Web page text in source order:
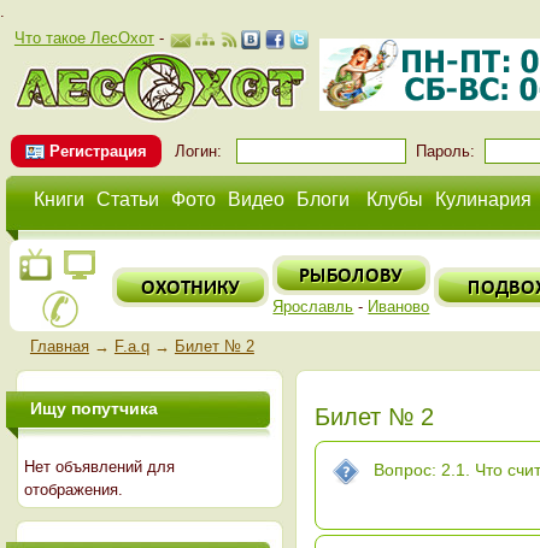
.
Что такое ЛесОхот-
Регистрация Логин: Пароль:
Книги Статьи Фото Видео Блоги Клубы Кулинария
Ярославль - Иваново
Главная→ F.a.q→ Билет № 2
Билет № 2
Вопрос: 2.1. Что
Ищу попутчика
Нет объявлений для
отображения.